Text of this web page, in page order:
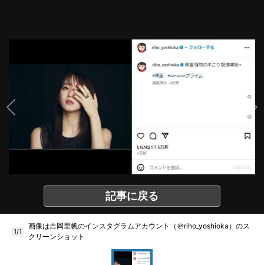
記事に戻る
1/1
画像は吉岡里帆のインスタグラムアカウント（＠riho_yoshioka）のス
クリーンショット